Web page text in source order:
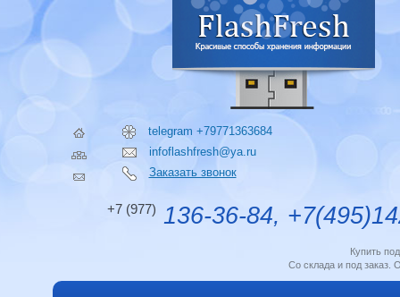
telegram +79771363684
infoflashfresh@ya.ru
Заказать звонок
+7 (977) 136-36-84,
Купить
Со склада и под заказ.